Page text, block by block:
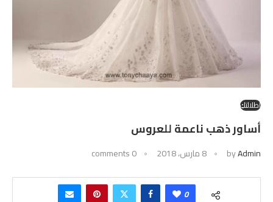
إطلالتكِ
أساور ذهب ناعمة للعروس
byAdmin 8 مارس، 2018 0 comments
0